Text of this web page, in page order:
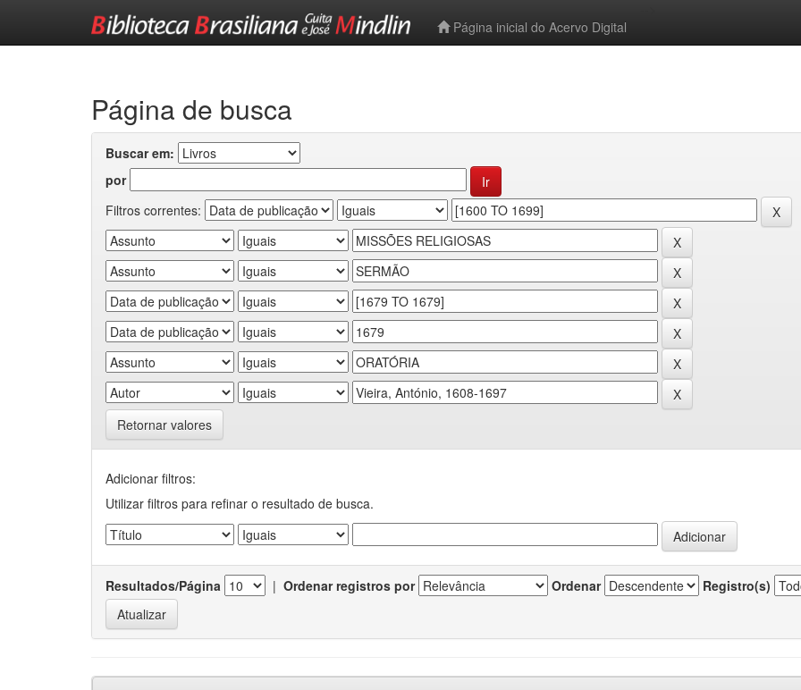
Página inicial do Acervo Digital
Página de busca
Buscar em:
por
Filtros correntes:
Retornar valores
Adicionar filtros:
Utilizar filtros para refinar o resultado de busca.
Resultados/Página | Ordenar registros por Ordenar Registro(s)